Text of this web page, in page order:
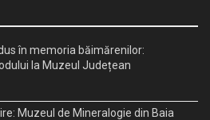
în memoria băimărenilor:
la Muzeul Județean
Muzeul de Mineralogie din Baia